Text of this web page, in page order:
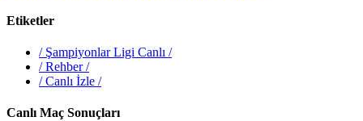
Etiketler
/ Şampiyonlar Ligi Canlı /
/Rehber/
/Canlı İzle /
Canlı Maç Sonuçları